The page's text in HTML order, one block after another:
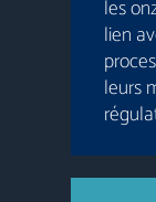
les
lien
leurs